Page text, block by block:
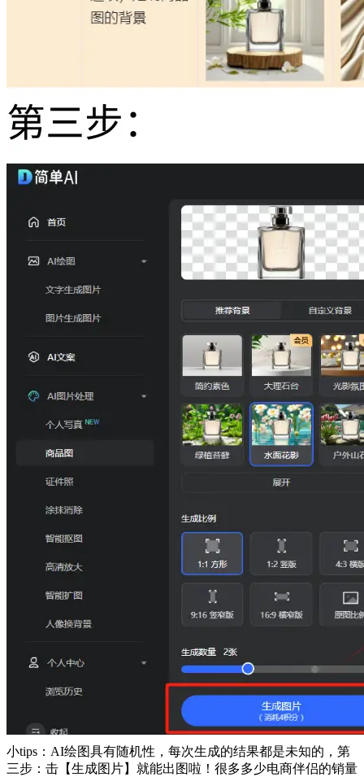
小tips：AI绘图具有随机性，每次生成的结果都是未知的，第
三步：击【生成图片】就能出图啦！很多多少电商伴侣的销量